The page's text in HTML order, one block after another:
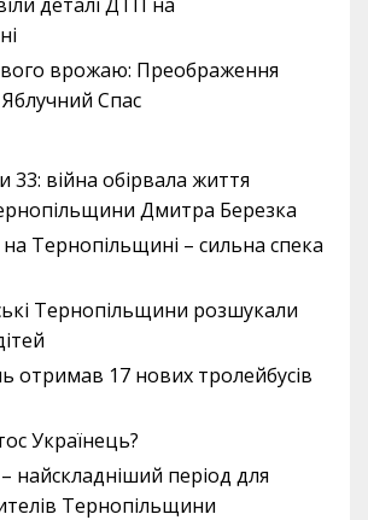
деталі ДТП на
врожаю: Преображення
Спас
33: війна обірвала життя
Дмитра Березка
Тернопільщині – сильна спека
Тернопільщини розшукали
отримав 17 нових тролейбусів
Українець?
найскладніший період для
Тернопільщини